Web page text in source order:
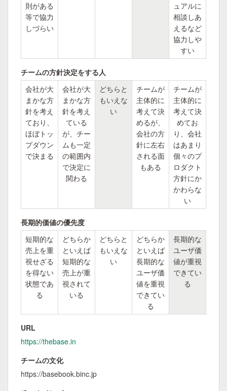
則がある
等で協力
しづらい
ュアルに
相談しあ
えるなど
協力しや
すい
チームの方針決定をする人
会社が大
まかな方
針を考え
ており、
ほぼトッ
プダウン
で決まる
会社が大
まかな方
針を考え
ている
が、チー
ムも一定
の範囲内
で決定に
関わる
どちらと
もいえな
い
チームが
主体的に
考えて決
めるが、
会社の方
針に左右
される面
もある
チームが
主体的に
考えて決
めてお
り、会社
はあまり
個々のプ
ロダクト
方針にか
かわらな
い
長期的価値の優先度
短期的な
売上を重
視せざる
を得ない
状態であ
る
どちらか
といえば
短期的な
売上が重
視されて
いる
どちらと
もいえな
い
どちらか
といえば
長期的な
ユーザ価
値を重視
できてい
る
長期的な
ユーザ価
値が重視
できてい
る
URL
https://thebase.in
チームの文化
https://basebook.binc.jp